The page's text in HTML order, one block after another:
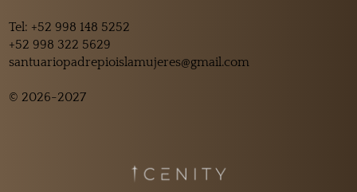
Tel: +52 998 148 5252
+52 998 322 5629
santuariopadrepioislamujeres@gmail.com
© 2026-2027